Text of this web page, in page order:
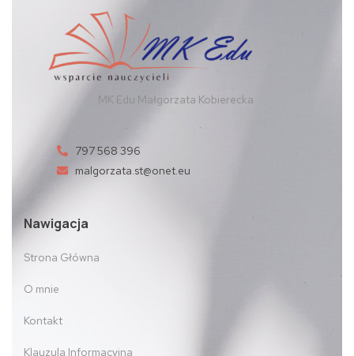
MK Edu Małgorzata Kobierecka
797 568 396
malgorzata.st@onet.eu
Nawigacja
Strona Główna
O mnie
Kontakt
Klauzula Informacyjna